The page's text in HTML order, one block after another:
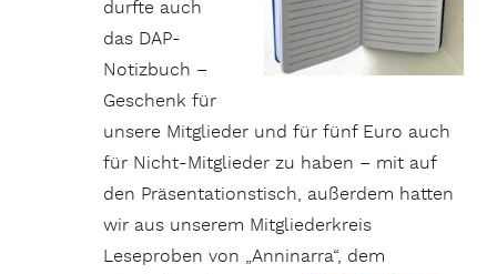
durfte auch
das DAP-
Notizbuch –
Geschenk für
unsere Mitglieder und für fünf Euro auch
für Nicht-Mitglieder zu haben – mit auf
den Präsentationstisch, außerdem hatten
wir aus unserem Mitgliederkreis
Leseproben von „Anninarra“, dem